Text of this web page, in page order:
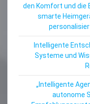
den Komfort und die
smarte
Intelligente
Systeme und
„Intelligente
autonome